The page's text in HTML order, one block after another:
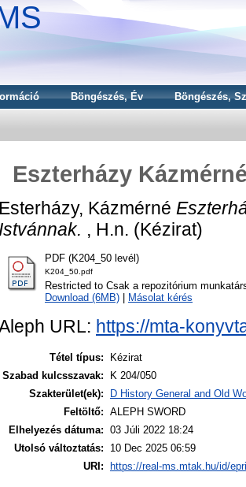
Böngészés, Év Böngészés,
Eszterházy
Esterházy, Kázmérné
Istvánnak. , H.n. (Kézirat)
PDF (K204_50 levél)
K204_50.pdf
Restricted to Csak a repozitórium
Download (6MB)
Másolat kérés
URL: https://mta-
Tétel típus:
Kézirat
Szabad kulcsszavak:
K 204/050
Szakterület(ek):
D History General and Old
Feltöltő: ALEPH SWORD
Elhelyezés dátuma: 03 Júli 2022 18:24
Utolsó változtatás:
10 Dec 2025 06:59
URI:
https://real-ms.mtak.hu/id/